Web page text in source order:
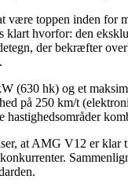
være toppen inden for
hvorfor: den
der bekræfter
(630 hk) og et
på 250 km/t
at AMG V12 er